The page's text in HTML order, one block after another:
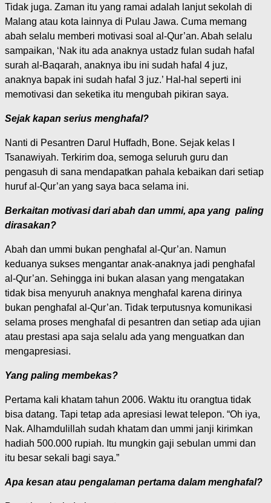
Tidak juga. Zaman itu yang ramai adalah lanjut sekolah di
Malang atau kota lainnya di Pulau Jawa. Cuma memang
abah selalu memberi motivasi soal al-Qur’an. Abah selalu
sampaikan, ‘Nak itu ada anaknya ustadz fulan sudah hafal
surah al-Baqarah, anaknya ibu ini sudah hafal 4 juz,
anaknya bapak ini sudah hafal 3 juz.’ Hal-hal seperti ini
memotivasi dan seketika itu mengubah pikiran saya.
Sejak kapan serius menghafal?
Nanti di Pesantren Darul Huffadh, Bone. Sejak kelas I
Tsanawiyah. Terkirim doa, semoga seluruh guru dan
pengasuh di sana mendapatkan pahala kebaikan dari setiap
huruf al-Qur’an yang saya baca selama ini.
Berkaitan motivasi dari abah dan ummi, apa yang paling
dirasakan?
Abah dan ummi bukan penghafal al-Qur’an. Namun
keduanya sukses mengantar anak-anaknya jadi penghafal
al-Qur’an. Sehingga ini bukan alasan yang mengatakan
tidak bisa menyuruh anaknya menghafal karena dirinya
bukan penghafal al-Qur’an. Tidak terputusnya komunikasi
selama proses menghafal di pesantren dan setiap ada ujian
atau prestasi apa saja selalu ada yang menguatkan dan
mengapresiasi.
Yang paling membekas?
Pertama kali khatam tahun 2006. Waktu itu orangtua tidak
bisa datang. Tapi tetap ada apresiasi lewat telepon. “Oh iya,
Nak. Alhamdulillah sudah khatam dan ummi janji kirimkan
hadiah 500.000 rupiah. Itu mungkin gaji sebulan ummi dan
itu besar sekali bagi saya.”
Apa kesan atau pengalaman pertama dalam menghafal?